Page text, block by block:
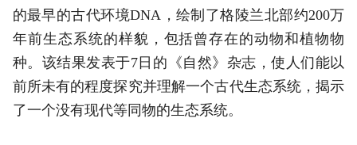
的最早的古代环境DNA，绘制了格陵兰北部约200万
年前生态系统的样貌，包括曾存在的动物和植物物
种。该结果发表于7日的《自然》杂志，使人们能以
前所未有的程度探究并理解一个古代生态系统，揭示
了一个没有现代等同物的生态系统。